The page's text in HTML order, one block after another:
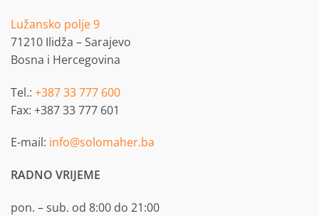
Lužansko polje 9
71210 Ilidža – Sarajevo
Bosna i Hercegovina
Tel.: +387 33 777 600
Fax: +387 33 777 601
E-mail: info@solomaher.ba
RADNO VRIJEME
pon. – sub. od 8:00 do 21:00